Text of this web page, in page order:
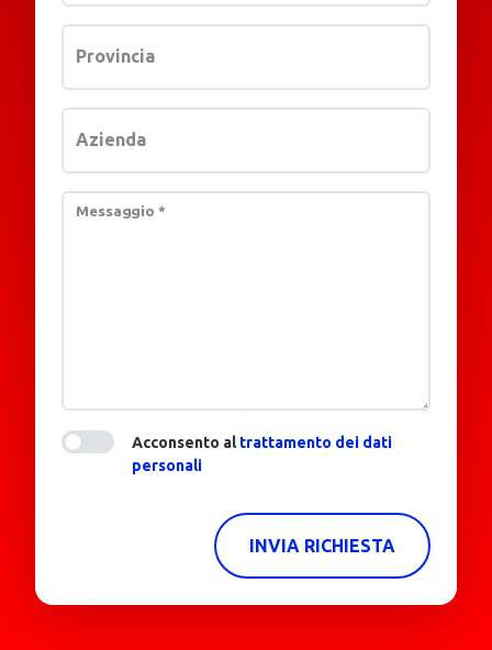
Provincia
Azienda
Messaggio *
Acconsento altrattamento dei dati
personali
INVIA RICHIESTA